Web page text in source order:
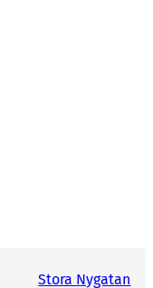
Stora Nygatan